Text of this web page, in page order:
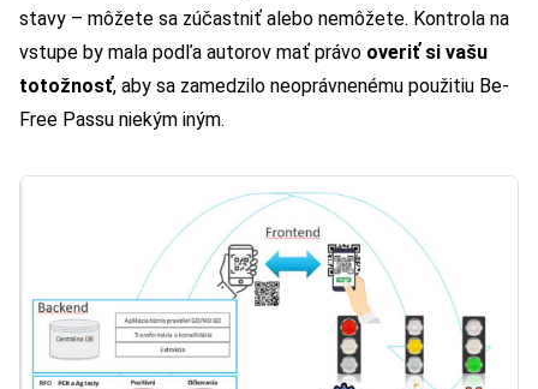
stavy – môžete sa zúčastniť alebo nemôžete. Kontrola na
vstupe by mala podľa autorov mať právo overiť si vašu
totožnosť, aby sa zamedzilo neoprávnenému použitiu Be-
Free Passu niekým iným.